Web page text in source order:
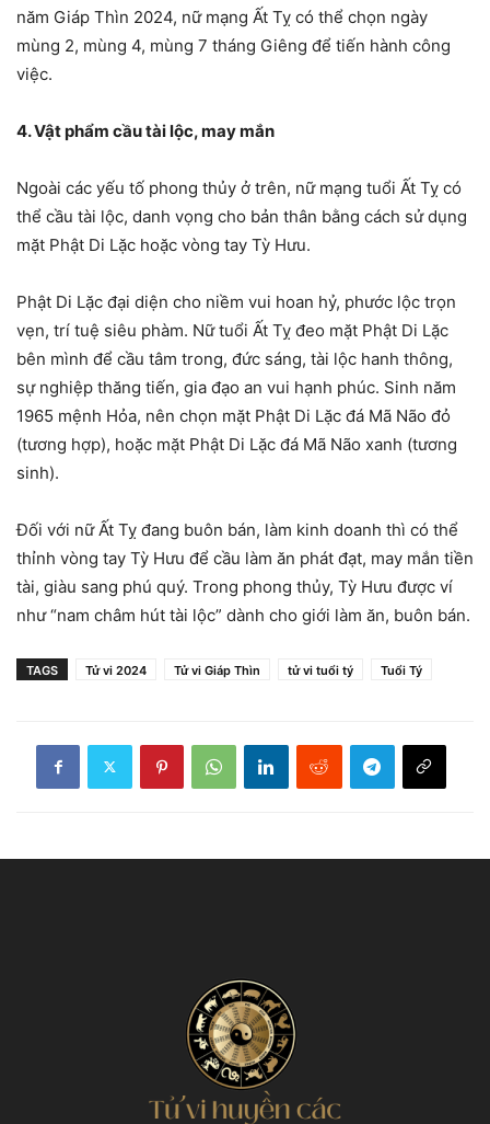
năm Giáp Thìn 2024, nữ mạng Ất Tỵ có thể chọn ngày
mùng 2, mùng 4, mùng 7 tháng Giêng để tiến hành công
việc.
4. Vật phẩm cầu tài lộc, may mắn
Ngoài các yếu tố phong thủy ở trên, nữ mạng tuổi Ất Tỵ có
thể cầu tài lộc, danh vọng cho bản thân bằng cách sử dụng
mặt Phật Di Lặc hoặc vòng tay Tỳ Hưu.
Phật Di Lặc đại diện cho niềm vui hoan hỷ, phước lộc trọn
vẹn, trí tuệ siêu phàm. Nữ tuổi Ất Tỵ đeo mặt Phật Di Lặc
bên mình để cầu tâm trong, đức sáng, tài lộc hanh thông,
sự nghiệp thăng tiến, gia đạo an vui hạnh phúc. Sinh năm
1965 mệnh Hỏa, nên chọn mặt Phật Di Lặc đá Mã Não đỏ
(tương hợp), hoặc mặt Phật Di Lặc đá Mã Não xanh (tương
sinh).
Đối với nữ Ất Tỵ đang buôn bán, làm kinh doanh thì có thể
thỉnh vòng tay Tỳ Hưu để cầu làm ăn phát đạt, may mắn tiền
tài, giàu sang phú quý. Trong phong thủy, Tỳ Hưu được ví
như “nam châm hút tài lộc” dành cho giới làm ăn, buôn bán.
TAGS Tử vi 2024 Tử vi Giáp Thìn tử vi tuổi tý Tuổi Tý